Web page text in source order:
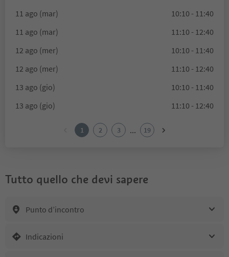
11 ago (mar)
10:10 - 11:40
11 ago (mar)
11:10 - 12:40
12 ago (mer)
10:10 - 11:40
12 ago (mer)
11:10 - 12:40
13 ago (gio)
10:10 - 11:40
13 ago (gio)
11:10 - 12:40
1 2 3 ... 19
Tutto quello che devi sapere
Punto d’incontro
Indicazioni